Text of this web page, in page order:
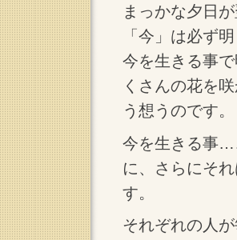
まっかな夕日
「今」は必ず
今を生きる事
くさんの花を
う想うのです。
今を生きる事
に、さらにそ
す。
それぞれの人